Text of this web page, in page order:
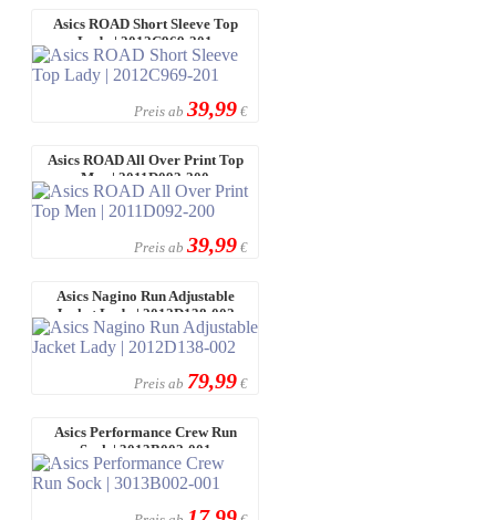
Asics ROAD Short Sleeve Top
Lady | 2012C969-201
Preis ab 39,99 €
Asics ROAD All Over Print Top
Men | 2011D092-200
Preis ab 39,99 €
Asics Nagino Run Adjustable
Jacket Lady | 2012D138-002
Preis ab 79,99 €
Asics Performance Crew Run
Sock | 3013B002-001